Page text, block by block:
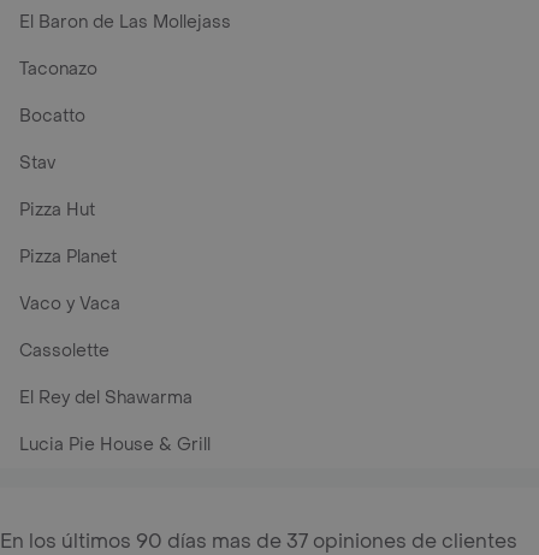
El Baron de Las Mollejass
Taconazo
Bocatto
Stav
Pizza Hut
Pizza Planet
Vaco y Vaca
Cassolette
El Rey del Shawarma
Lucia Pie House & Grill
En los últimos 90 días mas de 37 opiniones de clientes